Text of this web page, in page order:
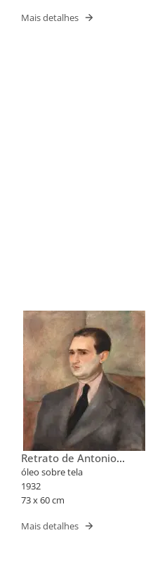
Mais detalhes
Retrato de Antonio
Bento
óleo sobre tela
1932
73 x 60 cm
Mais detalhes